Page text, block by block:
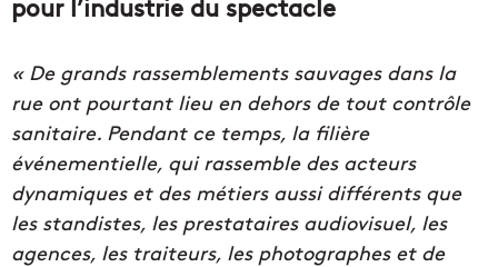
pour l’industrie du spectacle
« De grands rassemblements sauvages dans la
rue ont pourtant lieu en dehors de tout contrôle
sanitaire. Pendant ce temps, la filière
événementielle, qui rassemble des acteurs
dynamiques et des métiers aussi différents que
les standistes, les prestataires audiovisuel, les
agences, les traiteurs, les photographes et de